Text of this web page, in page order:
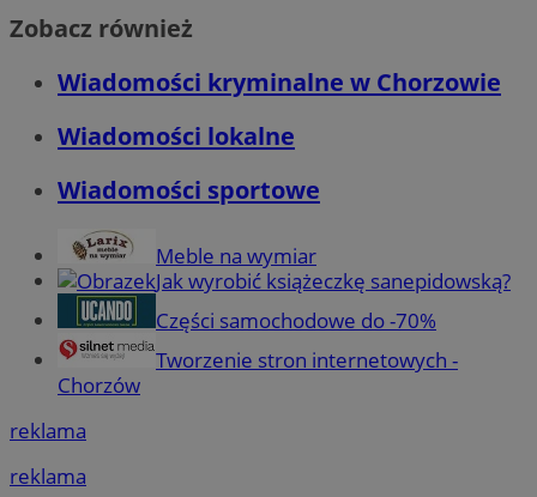
Zobacz również
Wiadomości kryminalne w Chorzowie
Wiadomości lokalne
Wiadomości sportowe
Meble na wymiar
Jak wyrobić książeczkę sanepidowską?
Części samochodowe do -70%
Tworzenie stron internetowych -
Chorzów
reklama
reklama